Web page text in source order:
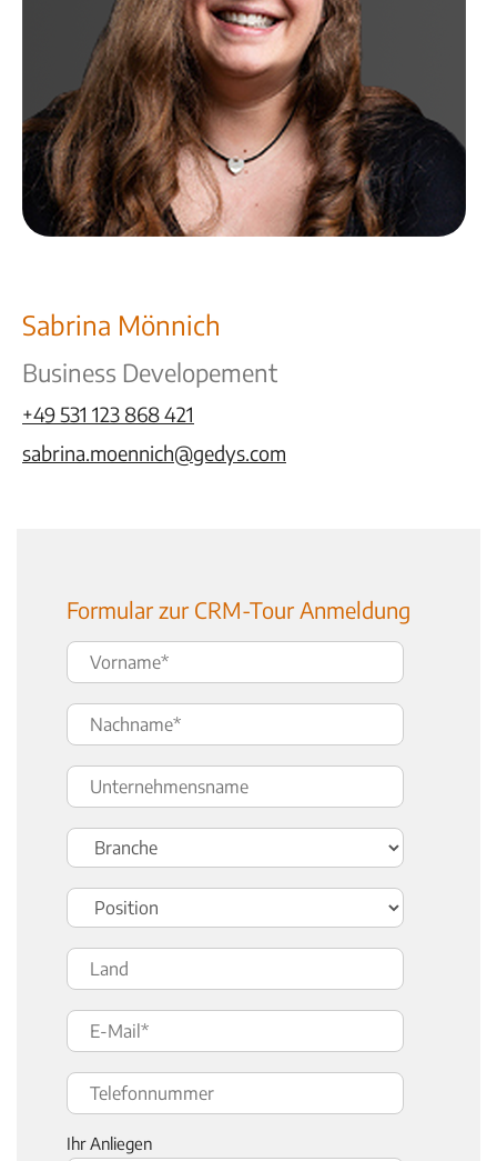
Sabrina Mönnich
Business Developement
+49 531 123 868 421
sabrina.moennich@gedys.com
Formular zur CRM-Tour Anmeldung
Ihr Anliegen